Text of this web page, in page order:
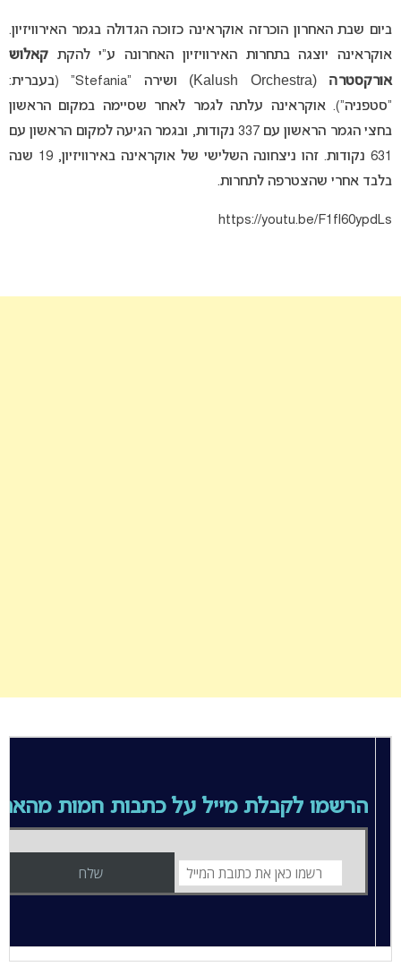
ביום שבת האחרון הוכרזה אוקראינה כזוכה הגדולה בגמר האירוויזיון.
אוקראינה יוצגה בתחרות האירוויזיון האחרונה ע”י להקת קאלוש
אורקסטרה (Kalush Orchestra)
ושירה “Stefania” (בעברית:
“סטפניה”). אוקראינה עלתה לגמר לאחר שסיימה במקום הראשון
בחצי הגמר הראשון עם 337 נקודות, ובגמר הגיעה למקום הראשון עם
631 נקודות. זהו ניצחונה השלישי של אוקראינה באירוויזיון, 19 שנה
בלבד אחרי שהצטרפה לתחרות.
https://youtu.be/F1fl60ypdLs
הרשמו לקבלת מייל על כתבות חמות